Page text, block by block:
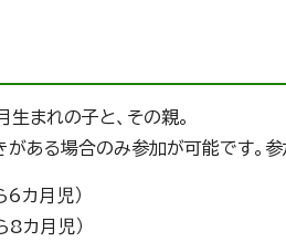
まれの子と、その親。
ある場合のみ参加が可能です。参
6カ月児）
8カ月児）